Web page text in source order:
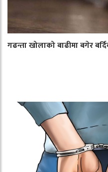
गढन्ता खोलाको बाढीमा बगेर